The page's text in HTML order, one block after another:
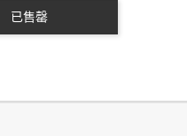
已售罄